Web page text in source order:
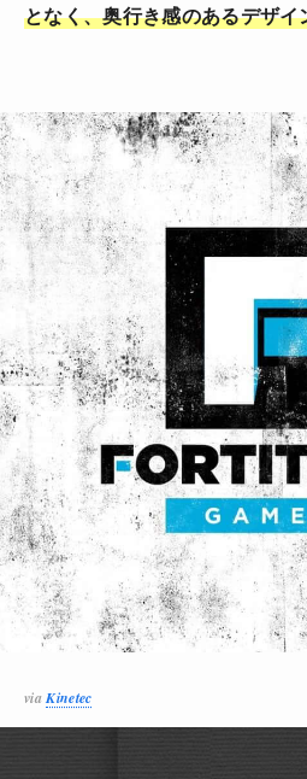
となく、奥行き感のあるデザイ
viaKinetec